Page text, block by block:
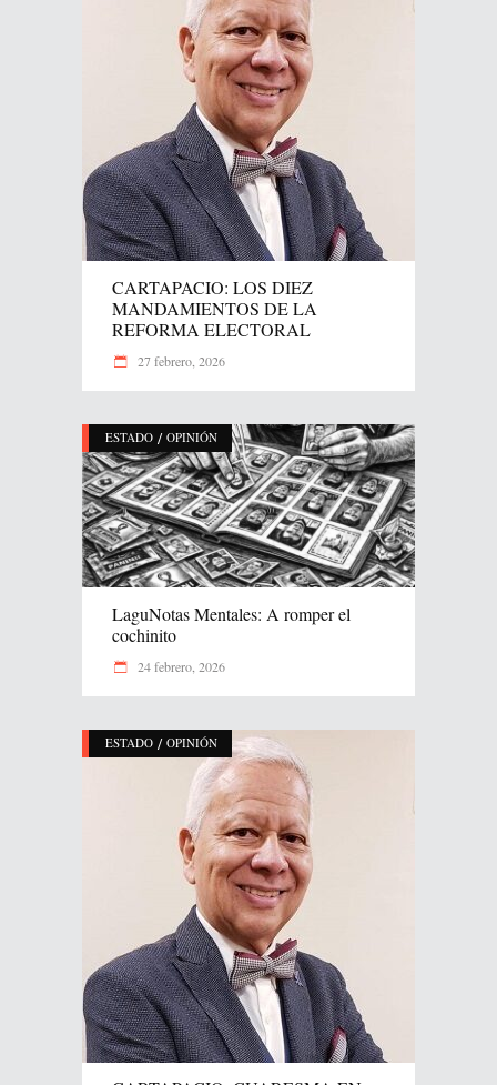
CARTAPACIO: LOS DIEZ
MANDAMIENTOS DE LA
REFORMA ELECTORAL
27 febrero, 2026
ESTADO / OPINIÓN
LaguNotas Mentales: A romper el
cochinito
24 febrero, 2026
ESTADO / OPINIÓN